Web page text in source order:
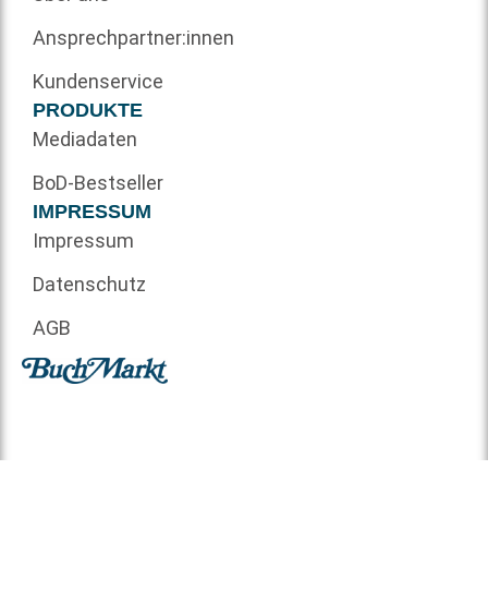
Ansprechpartner:innen
Kundenservice
PRODUKTE
Mediadaten
BoD-Bestseller
IMPRESSUM
Impressum
Datenschutz
AGB